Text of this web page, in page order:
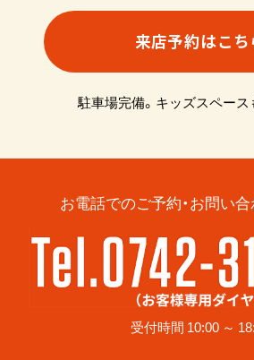
来店予約はこち
駐車場完備。キッズスペース
お電話でのご予約・お問い
受付時間 10:00 ～